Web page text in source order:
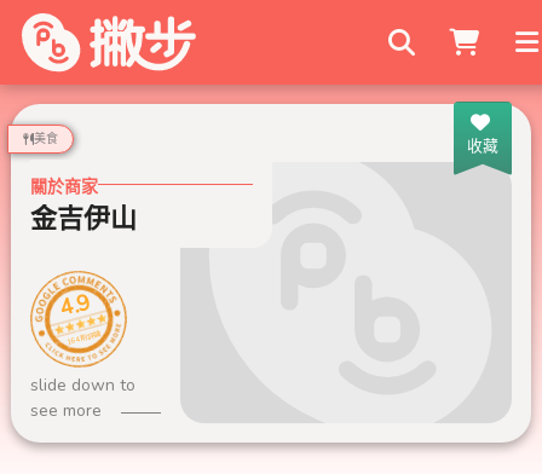
搜尋商家
收藏
美食
關於商家
金吉伊山
4.9
164 則評論
slide down to
see more